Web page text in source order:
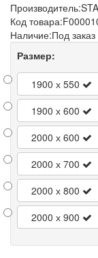
Производитель:
Код товара:
Наличие:Под заказ
Размер:
1900 х 550
1900 х 600
2000 х 600
2000 х 700
2000 х 800
2000 х 900